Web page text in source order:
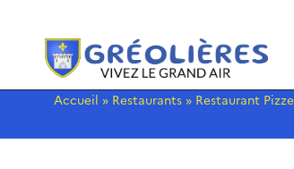
Accueil » Restaurants » Restaurant